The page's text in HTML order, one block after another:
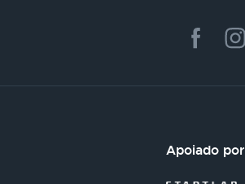
Apoiado por